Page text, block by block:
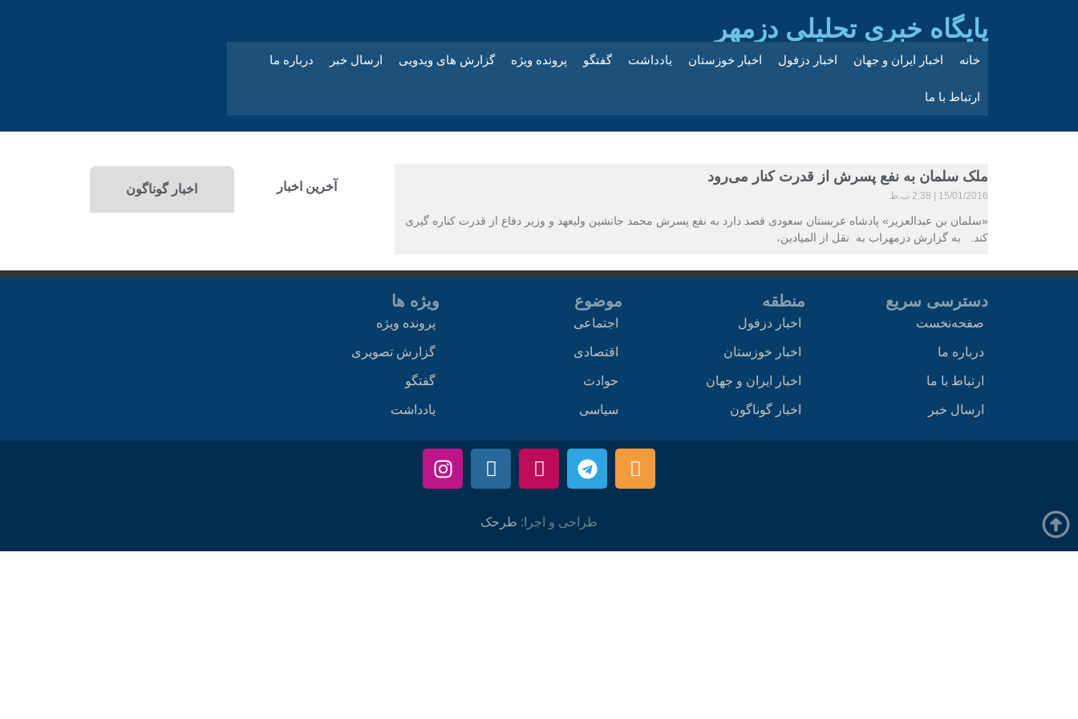
پایگاه خبری تحلیلی دزمهر
خانه اخبار ایران و جهان اخبار دزفول اخبار خوزستان یادداشت گفتگو پرونده ویژه گزارش های ویدویی ارسال خبر درباره ما
ارتباط با ما
ملک سلمان به نفع پسرش از قدرت کنار می‌رود
15/01/2016 2:38 ب.ظ
«سلمان بن عبدالعزیر» پادشاه عربستان سعودی قصد دارد به نفع پسرش محمد جانشین ولیعهد و وزیر دفاع از قدرت کناره گیری
کند. به گزارش دزمهراب به نقل از المیادین،
آخرین اخبار اخبار گوناگون
دسترسی سریع
صفحه‌نخست
درباره ما
ارتباط با ما
ارسال خبر
منطقه
اخبار دزفول
اخبار خوزستان
اخبار ایران و جهان
اخبار گوناگون
موضوع
اجتماعی
اقتصادی
حوادث
سیاسی
ویژه ها
پرونده ویژه
گزارش تصویری
گفتگو
یادداشت
طراحی و اجرا: طرحک